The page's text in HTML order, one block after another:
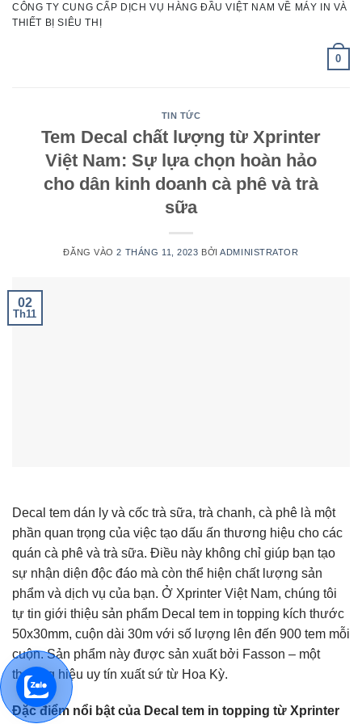
Bỏ
qua
CÔNG TY CUNG CẤP DỊCH VỤ HÀNG ĐẦU VIỆT NAM VỀ MÁY IN VÀ
THIẾT BỊ SIÊU THỊ
0
TIN TỨC
Tem Decal chất lượng từ Xprinter
Việt Nam: Sự lựa chọn hoàn hảo
cho dân kinh doanh cà phê và trà
sữa
ĐĂNG VÀO2 THÁNG 11, 2023 BỞIADMINISTRATOR
02
Th11
Decal tem dán ly và cốc trà sữa, trà chanh, cà phê là một
phần quan trọng của việc tạo dấu ấn thương hiệu cho các
quán cà phê và trà sữa. Điều này không chỉ giúp bạn tạo
sự nhận diện độc đáo mà còn thể hiện chất lượng sản
phẩm và dịch vụ của bạn. Ở Xprinter Việt Nam, chúng tôi
tự tin giới thiệu sản phẩm Decal tem in topping kích thước
50x30mm, cuộn dài 30m với số lượng lên đến 900 tem mỗi
cuộn. Sản phẩm này được sản xuất bởi Fasson – một
thương hiệu uy tín xuất sứ từ Hoa Kỳ.
Đặc điểm nổi bật của Decal tem in topping từ Xprinter